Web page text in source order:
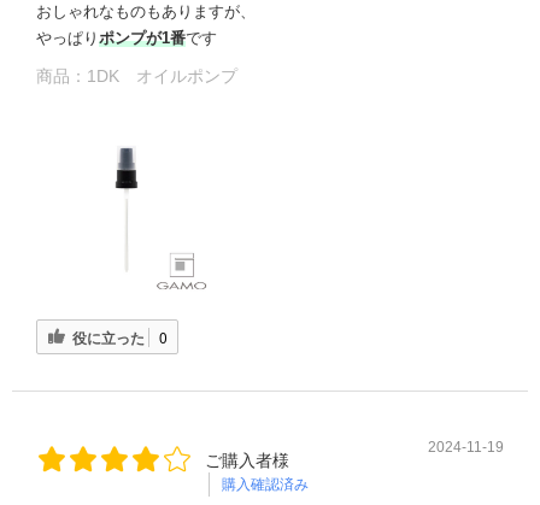
おしゃれなものもありますが、
やっぱり ポンプが1番です
商品： 1DK オイルポンプ
役に立った 0
ご購入者様
購入確認済み
2024-11-19